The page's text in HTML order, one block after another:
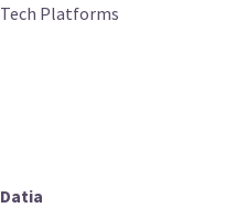
Tech Platforms
Datia